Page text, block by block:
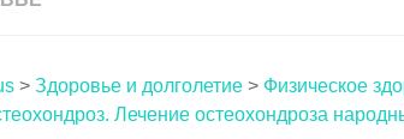
> Здоровье и долголетие > Физическое
Лечение остеохондроза